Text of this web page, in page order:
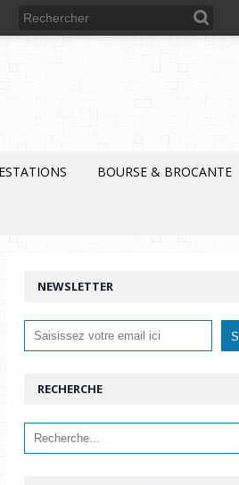
BOURSE & BROCANTE
NEWSLETTER
RECHERCHE